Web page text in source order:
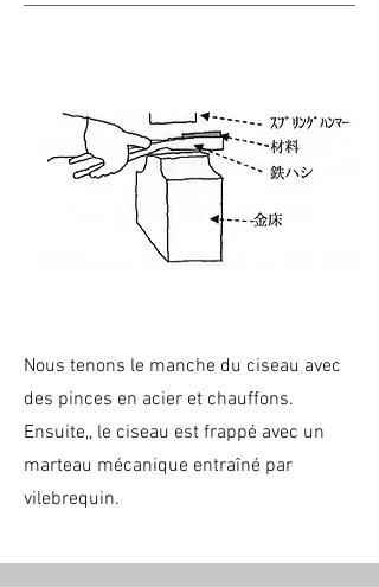
Nous tenons le manche du ciseau avec
des pinces en acier et chauffons.
Ensuite,, le ciseau est frappé avec un
marteau mécanique entraîné par
vilebrequin.